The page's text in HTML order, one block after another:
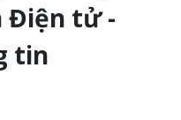
Điện tử -
tin